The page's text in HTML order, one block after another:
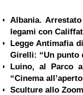
Albania.
legami con
Legge Antimafia
Girelli: “Un punto
Luino, al Parco
“Cinema
Sculture allo Zoom